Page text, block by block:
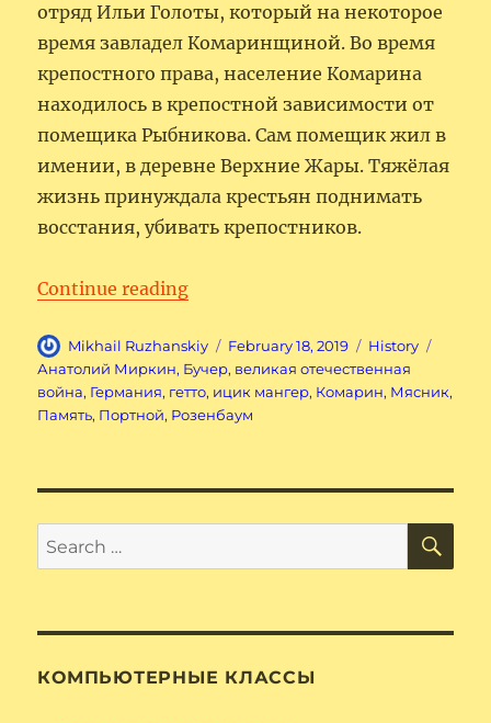
отряд Ильи Голоты, который на некоторое
время завладел Комаринщиной. Во время
крепостного права, население Комарина
находилось в крепостной зависимости от
помещика Рыбникова. Сам помещик жил в
имении, в деревне Верхние Жары. Тяжёлая
жизнь принуждала крестьян поднимать
восстания, убивать крепостников.
Continue reading“Анатолий Миркин”
Author
Mikhail Ruzhanskiy
Posted
on
February 18, 2019 Categories
History
Анатолий Миркин, Бучер, великая отечественная
война, Германия, гетто, ицик мангер, Комарин, Мясник,
Память, Портной, Розенбаум
Search
for:
КОМПЬЮТЕРНЫЕ КЛАССЫ